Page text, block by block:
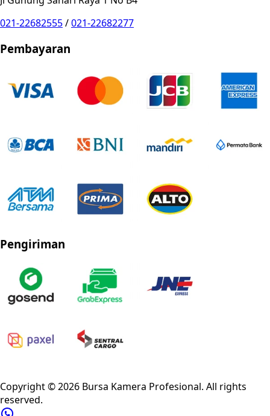
021-22682555/021-22682277
Pembayaran
Pengiriman
Copyright ©2026 Bursa Kamera Profesional. All rights
reserved.